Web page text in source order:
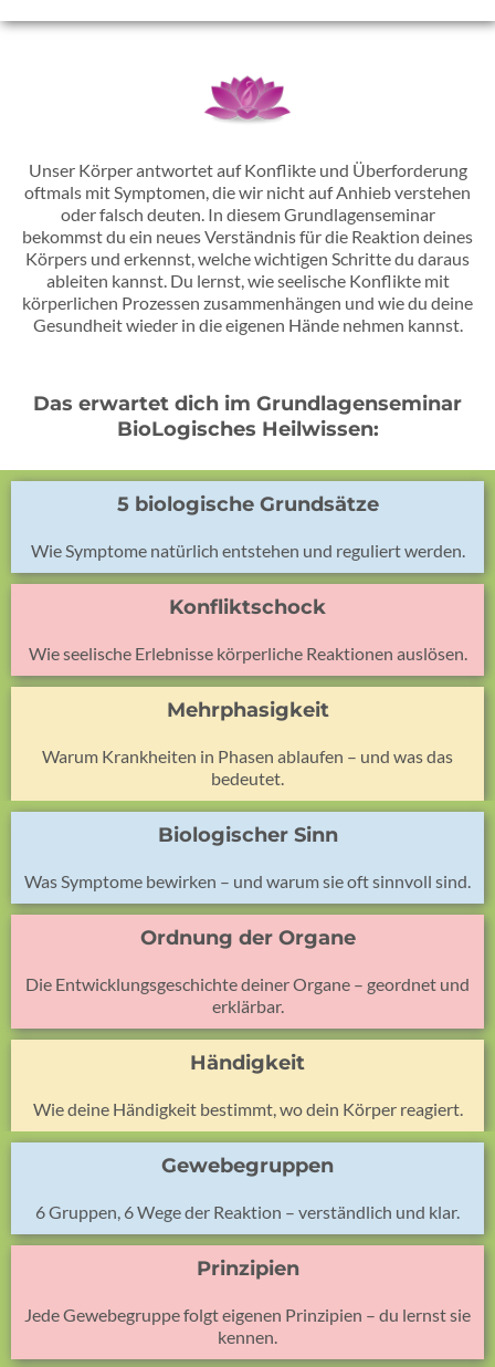
Unser Körper antwortet auf Konflikte und Überforderung
oftmals mit Symptomen, die wir nicht auf Anhieb verstehen
oder falsch deuten. In diesem Grundlagenseminar
bekommst du ein neues Verständnis für die Reaktion deines
Körpers und erkennst, welche wichtigen Schritte du daraus
ableiten kannst. Du lernst, wie seelische Konflikte mit
körperlichen Prozessen zusammenhängen und wie du deine
Gesundheit wieder in die eigenen Hände nehmen kannst.
Das erwartet dich im Grundlagenseminar
BioLogisches Heilwissen:
5 biologische Grundsätze
Wie Symptome natürlich entstehen und reguliert werden.
Konfliktschock
Wie seelische Erlebnisse körperliche Reaktionen auslösen.
Mehrphasigkeit
Warum Krankheiten in Phasen ablaufen – und was das
bedeutet.
Biologischer Sinn
Was Symptome bewirken – und warum sie oft sinnvoll sind.
Ordnung der Organe
Die Entwicklungsgeschichte deiner Organe – geordnet und
erklärbar.
Händigkeit
Wie deine Händigkeit bestimmt, wo dein Körper reagiert.
Gewebegruppen
6 Gruppen, 6 Wege der Reaktion – verständlich und klar.
Prinzipien
Jede Gewebegruppe folgt eigenen Prinzipien – du lernst sie
kennen.